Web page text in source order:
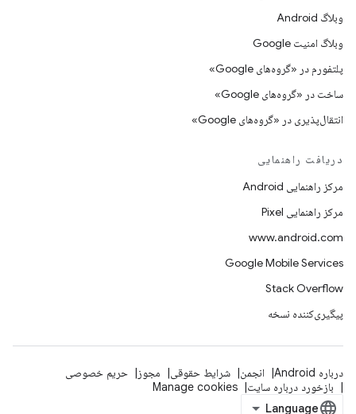
وبلاگ Android
وبلاگ امنیت Google
پلتفورم در «گروه‌های Google»
ساخت در «گروه‌های Google»
انتقال‌پذیری در «گروه‌های Google»
دریافت راهنمایی
مرکز راهنمایی Android
مرکز راهنمایی Pixel
www.android.com
Google Mobile Services
Stack Overflow
پیگیری‌کننده نسخه
درباره Android انجمن شرایط حقوقی مجوز
حریم خصوصی
بازخورد درباره سایت
Manage cookies